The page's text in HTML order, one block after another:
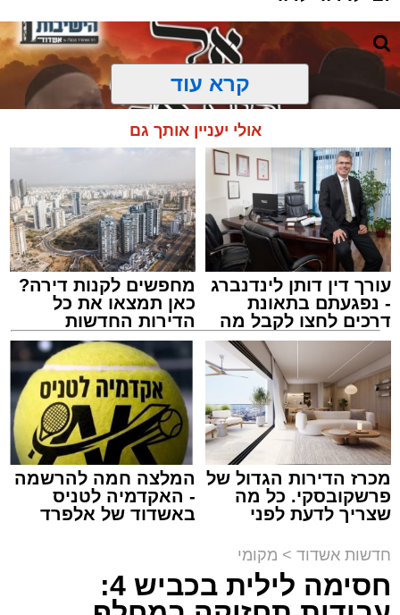
מעגלים
מנהל האתר / 20:31 06.08.26
תגים:הגרי"ב שרייבר מעגלים
ארוע שטרם היה כמותו: בשבוע הבא ביום ג'
יתכנסו המוני בחורי הישיבות שטרם החלו את זמן
'אלול', והם יזכו לשמוע את גדולי הדור, מרן הגרי"ב
קרא עוד
אולי יעניין אותך גם
עורך דין דותן לינדנברג
- נפגעתם בתאונת
דרכים לחצו לקבל מה
שמגיע לכם
מחפשים לקנות דירה?
כאן תמצאו את כל
הדירות החדשות
למכירה באשדוד >>>
מכרז הדירות הגדול של
פרשקובסקי. כל מה
שצריך לדעת לפני
באשדוד
המלצה חמה להרשמה
- האקדמיה לטניס
באשדוד של אלפרד
חדשות אשדוד > מקומי
חסימה לילית בכביש 4: